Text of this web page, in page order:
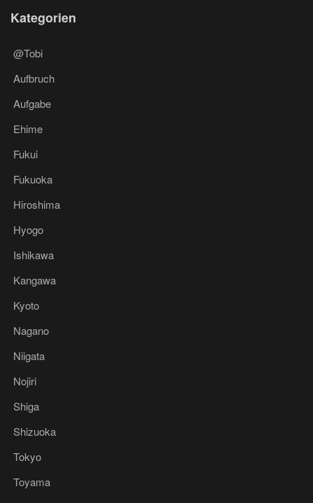
Kategorien
@Tobi
Aufbruch
Aufgabe
Ehime
Fukui
Fukuoka
Hiroshima
Hyogo
Ishikawa
Kangawa
Kyoto
Nagano
Niigata
Nojiri
Shiga
Shizuoka
Tokyo
Toyama